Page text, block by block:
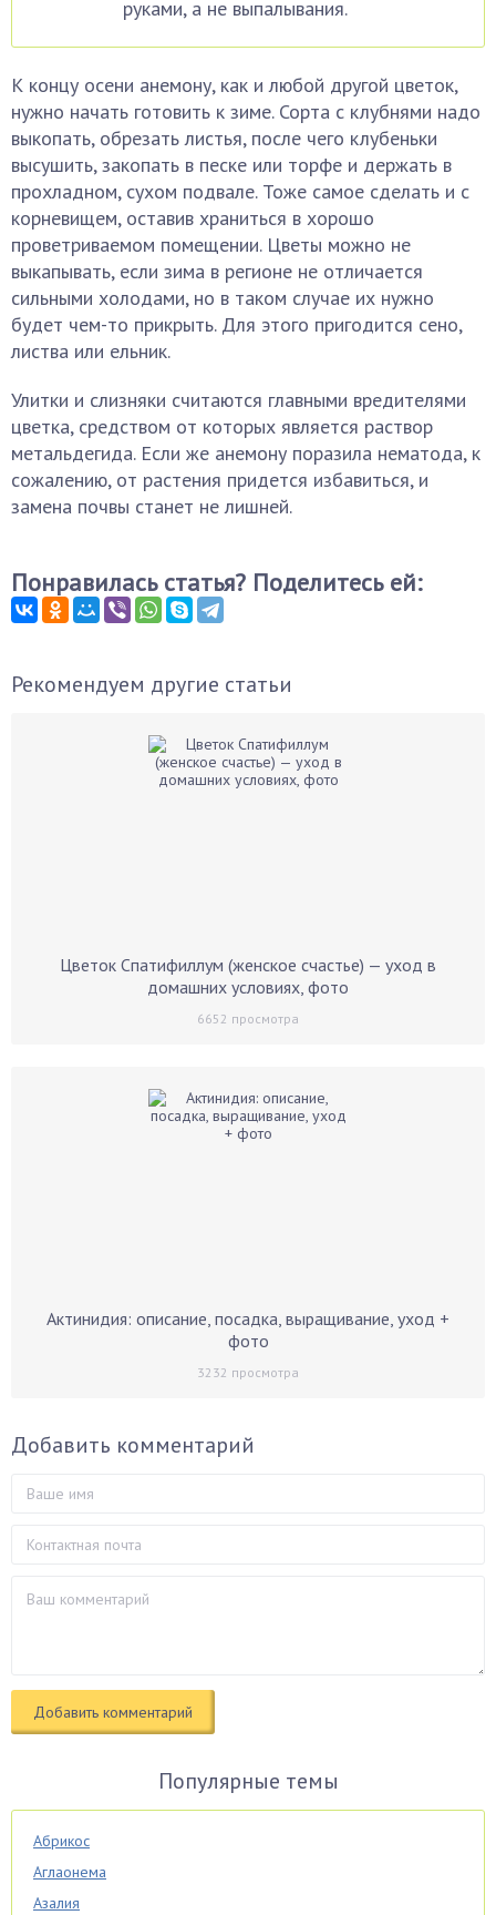
руками, а не выпалывания.
К концу осени анемону, как и любой другой цветок,
нужно начать готовить к зиме. Сорта с клубнями надо
выкопать, обрезать листья, после чего клубеньки
высушить, закопать в песке или торфе и держать в
прохладном, сухом подвале. Тоже самое сделать и с
корневищем, оставив храниться в хорошо
проветриваемом помещении. Цветы можно не
выкапывать, если зима в регионе не отличается
сильными холодами, но в таком случае их нужно
будет чем-то прикрыть. Для этого пригодится сено,
листва или ельник.
Улитки и слизняки считаются главными вредителями
цветка, средством от которых является раствор
метальдегида. Если же анемону поразила нематода, к
сожалению, от растения придется избавиться, и
замена почвы станет не лишней.
Понравилась статья? Поделитесь ей:
Рекомендуем другие статьи
Цветок Спатифиллум (женское счастье) — уход в
домашних условиях, фото
6652 просмотра
Актинидия: описание, посадка, выращивание, уход +
фото
3232 просмотра
Добавить комментарий
Популярные темы
Абрикос
Аглаонема
Азалия